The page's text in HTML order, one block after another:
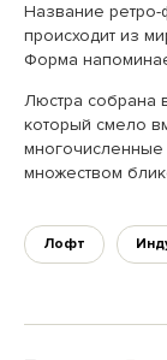
Название ретро-
происходит из
Форма
Люстра собрана
который смело
многочисленные
множеством
Лофт